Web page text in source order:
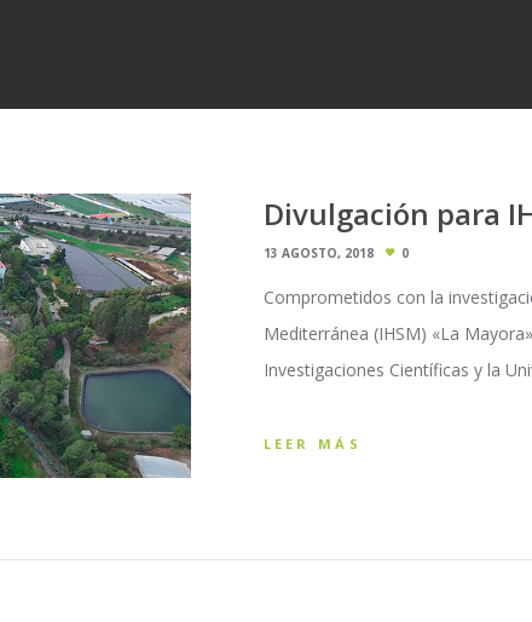
Divulgación para
13 AGOSTO, 2018 0
Comprometidos con la
Mediterránea (IHSM) «La
Investigaciones Científicas y la
LEER MÁS